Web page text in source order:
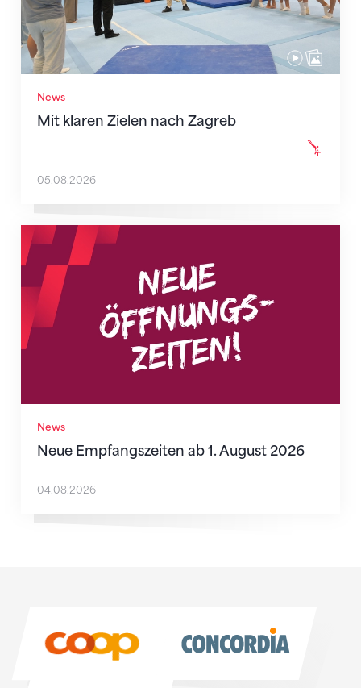
News
Mit klaren Zielen nach Zagreb
05.08.2026
News
Neue Empfangszeiten ab 1. August 2026
Neue Empfangszeiten ab 1. August 2026
04.08.2026